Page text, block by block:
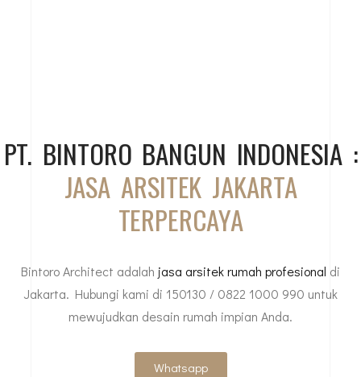
PT. BINTORO BANGUN INDONESIA :
JASA ARSITEK JAKARTA
TERPERCAYA
Bintoro Architect adalah jasa arsitek rumah profesional di
Jakarta. Hubungi kami di 150130 / 0822 1000 990 untuk
mewujudkan desain rumah impian Anda.
Whatsapp